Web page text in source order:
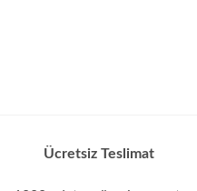
Ücretsiz Teslimat